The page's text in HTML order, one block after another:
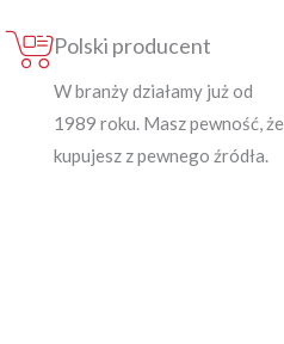
Polski producent
W branży działamy już od
1989 roku. Masz pewność, że
kupujesz z pewnego źródła.